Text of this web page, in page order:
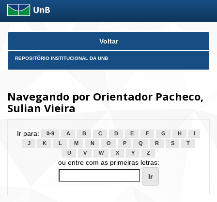
Skip
Voltar
REPOSITÓRIO INSTITUCIONAL DA UNB
Navegando por Orientador Pacheco,
Sulian Vieira
Ir para: 0-9 A B C D E F G H
J
K L M N O P Q R S
T
U
V W X Y Z
ou entre com as primeiras letras: